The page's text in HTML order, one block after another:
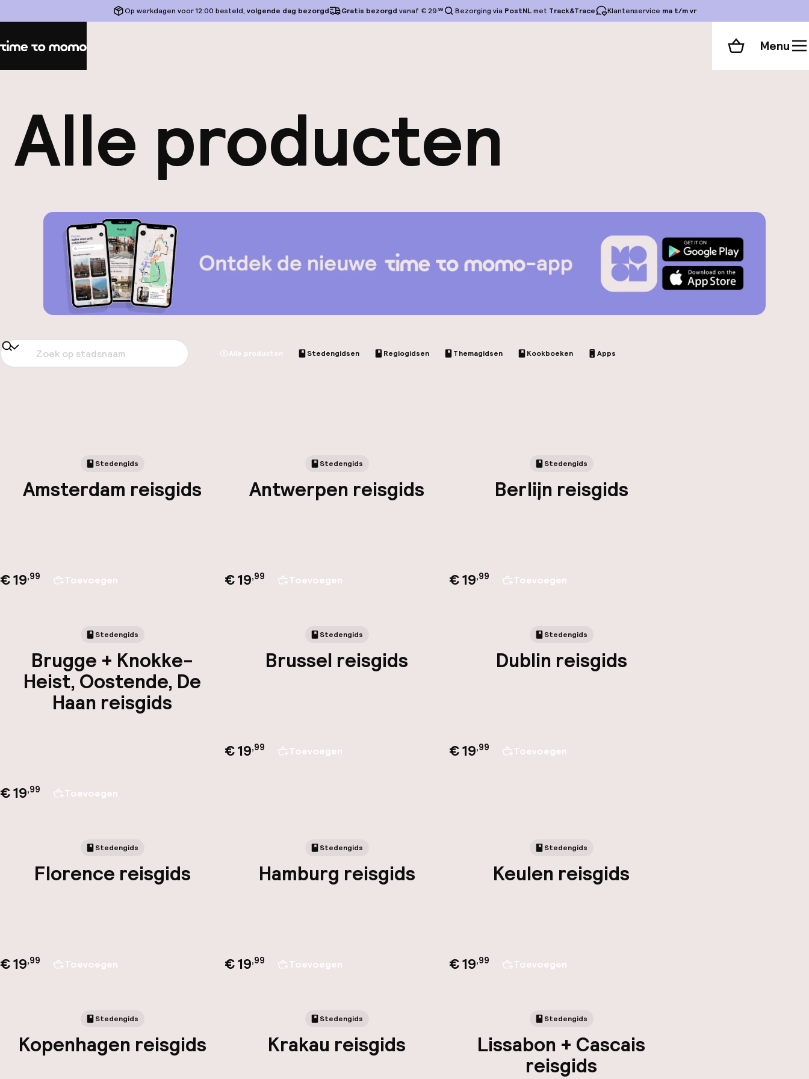
Op werkdagen voor 12:00 besteld, volgende dag bezorgd Gratis bezorgd vanaf € 29,99 Bezorging via PostNLmet Track&Trace Klantenservice ma t/m vr
Home Winkelmand
Menu
Alle producten
Alle producten Stedengidsen Regiogidsen Themagidsen Kookboeken Apps
Stedengids
Amsterdam reisgids
€ 19,99 Toevoegen
Stedengids
Antwerpen reisgids
€ 19,99 Toevoegen
Stedengids
Berlijn reisgids
€ 19,99 Toevoegen
Stedengids
Brugge + Knokke-
Heist, Oostende, De
Haan reisgids
€ 19,99 Toevoegen
Stedengids
Brussel reisgids
€ 19,99 Toevoegen
Stedengids
Dublin reisgids
€ 19,99 Toevoegen
Stedengids
Florence reisgids
€ 19,99 Toevoegen
Stedengids
Hamburg reisgids
€ 19,99 Toevoegen
Stedengids
Keulen reisgids
€ 19,99 Toevoegen
Stedengids
Kopenhagen reisgids
Stedengids
Krakau reisgids
Stedengids
Lissabon + Cascais
reisgids